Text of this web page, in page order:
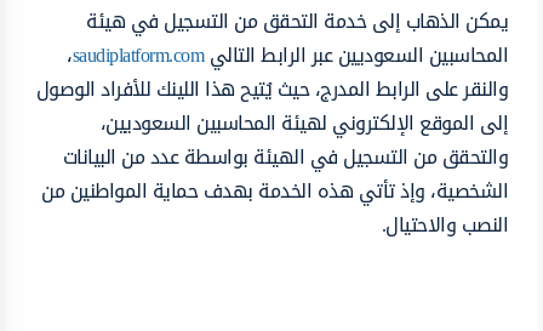
يمكن الذهاب إلى خدمة التحقق من التسجيل في هيئة
المحاسبين السعوديين عبر الرابط التاليsaudiplatform.com،
والنقر على الرابط المدرج، حيث يُتيح هذا اللينك للأفراد الوصول
إلى الموقع الإلكتروني لهيئة المحاسبين السعوديين،
والتحقق من التسجيل في الهيئة بواسطة عدد من البيانات
الشخصية، وإذ تأتي هذه الخدمة بهدف حماية المواطنين من
النصب والاحتيال.